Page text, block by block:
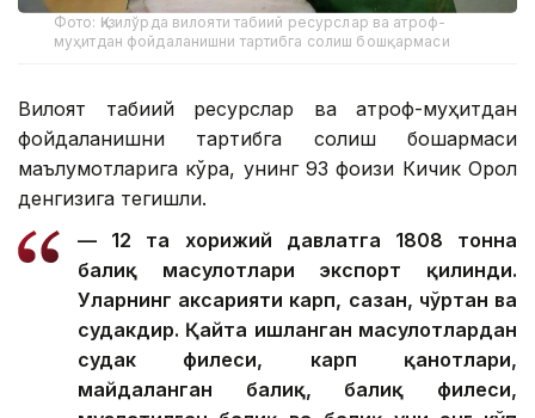
Фото: Қизилўрда вилояти табиий ресурслар ва атроф-
муҳитдан фойдаланишни тартибга солиш бошқармаси
Вилоят табиий ресурслар ва атроф-муҳитдан
фойдаланишни тартибга солиш бошқармаси
маълумотларига кўра, унинг 93 фоизи Кичик Орол
денгизига тегишли.
— 12 та хорижий давлатга 1808 тонна
балиқ маҳсулотлари экспорт қилинди.
Уларнинг аксарияти карп, сазан, чўртан ва
судакдир. Қайта ишланган маҳсулотлардан
судак филеси, карп қанотлари,
майдаланган балиқ, балиқ филеси,